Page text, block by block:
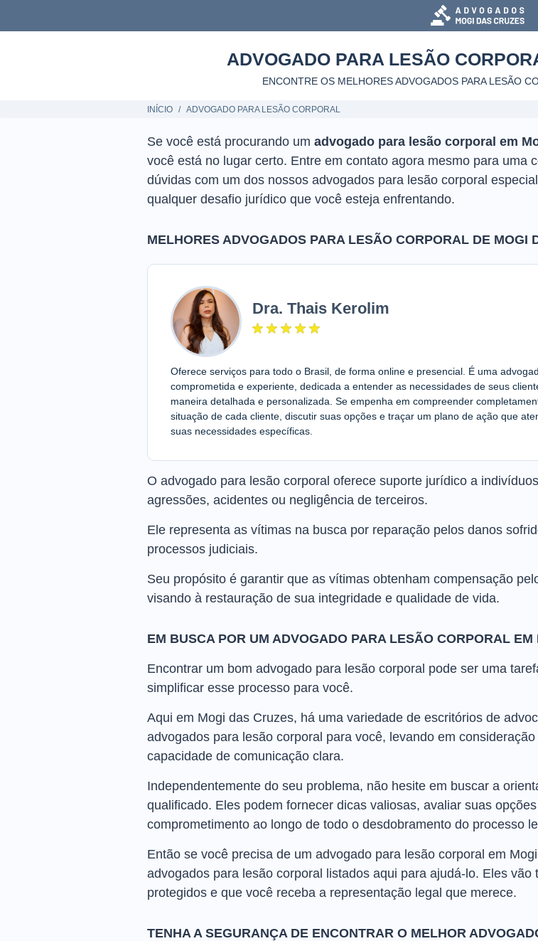
ADVOGADO PARA LESÃO
ENCONTRE OS MELHORES ADVOGADOS PARA LESÃO
INÍCIO ADVOGADO PARA LESÃO CORPORAL
Se você está procurando um advogado para lesão corporal em
você está no lugar certo. Entre em contato agora mesmo para uma
dúvidas com um dos nossos advogados para lesão corporal
qualquer desafio jurídico que você esteja enfrentando.
MELHORES ADVOGADOS PARA LESÃO CORPORAL DE MOGI
Dra. Thais Kerolim
Oferece serviços para todo o Brasil, de forma online e presencial. É uma
comprometida e experiente, dedicada a entender as necessidades de seus
maneira detalhada e personalizada. Se empenha em compreender
situação de cada cliente, discutir suas opções e traçar um plano de ação que
suas necessidades específicas.
O advogado para lesão corporal oferece suporte jurídico a
agressões, acidentes ou negligência de terceiros.
Ele representa as vítimas na busca por reparação pelos danos
processos judiciais.
Seu propósito é garantir que as vítimas obtenham compensação
visando à restauração de sua integridade e qualidade de vida.
EM BUSCA POR UM ADVOGADO PARA LESÃO CORPORAL
Encontrar um bom advogado para lesão corporal pode ser uma
simplificar esse processo para você.
Aqui em Mogi das Cruzes, há uma variedade de escritórios de
advogados para lesão corporal para você, levando em
capacidade de comunicação clara.
Independentemente do seu problema, não hesite em buscar a
qualificado. Eles podem fornecer dicas valiosas, avaliar suas
comprometimento ao longo de todo o desdobramento do processo
Então se você precisa de um advogado para lesão corporal em
advogados para lesão corporal listados aqui para ajudá-lo. Eles
protegidos e que você receba a representação legal que merece.
TENHA A SEGURANÇA DE ENCONTRAR O MELHOR